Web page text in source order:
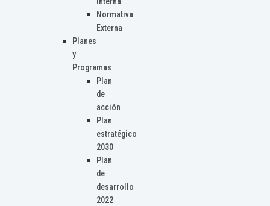
Normativa
Externa
Planes
y
Programas
Plan
de
acción
Plan
estratégico
2030
Plan
de
desarrollo
2022